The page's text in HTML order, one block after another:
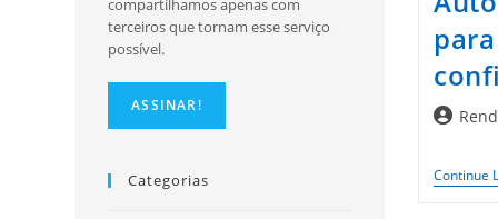
Autor
Continue
compartilhamos apenas com
terceiros que tornam esse serviço
possível.
Categorias